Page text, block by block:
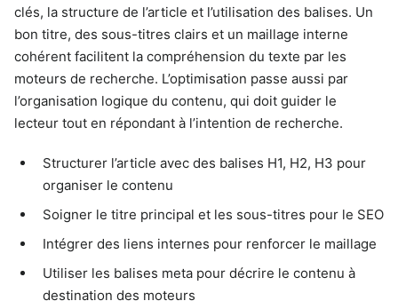
clés, la structure de l’article et l’utilisation des balises. Un
bon titre, des sous-titres clairs et un maillage interne
cohérent facilitent la compréhension du texte par les
moteurs de recherche. L’optimisation passe aussi par
l’organisation logique du contenu, qui doit guider le
lecteur tout en répondant à l’intention de recherche.
Structurer l’article avec des balises H1, H2, H3 pour
organiser le contenu
Soigner le titre principal et les sous-titres pour le SEO
Intégrer des liens internes pour renforcer le maillage
Utiliser les balises meta pour décrire le contenu à
destination des moteurs